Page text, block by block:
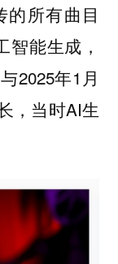
的所有曲目
能生成，
2025年1月
，当时AI生